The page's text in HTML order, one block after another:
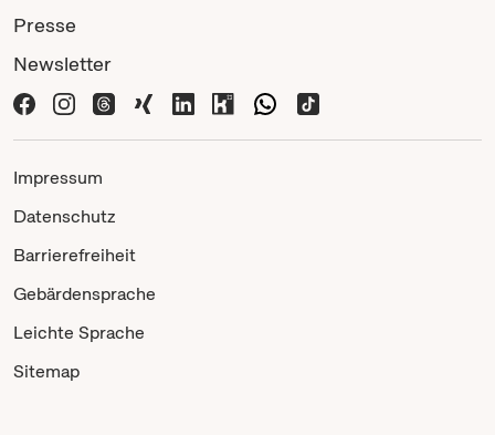
Presse
Newsletter
Impressum
Datenschutz
Barrierefreiheit
Gebärdensprache
Leichte Sprache
Sitemap